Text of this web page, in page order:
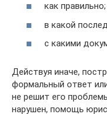
как правильно;
в какой
с какими
Действуя иначе,
формальный ответ
не решит его
нарушен, помощь